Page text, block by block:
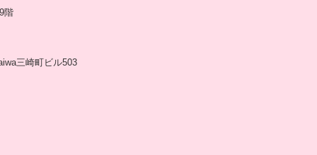
階
三崎町ビル503